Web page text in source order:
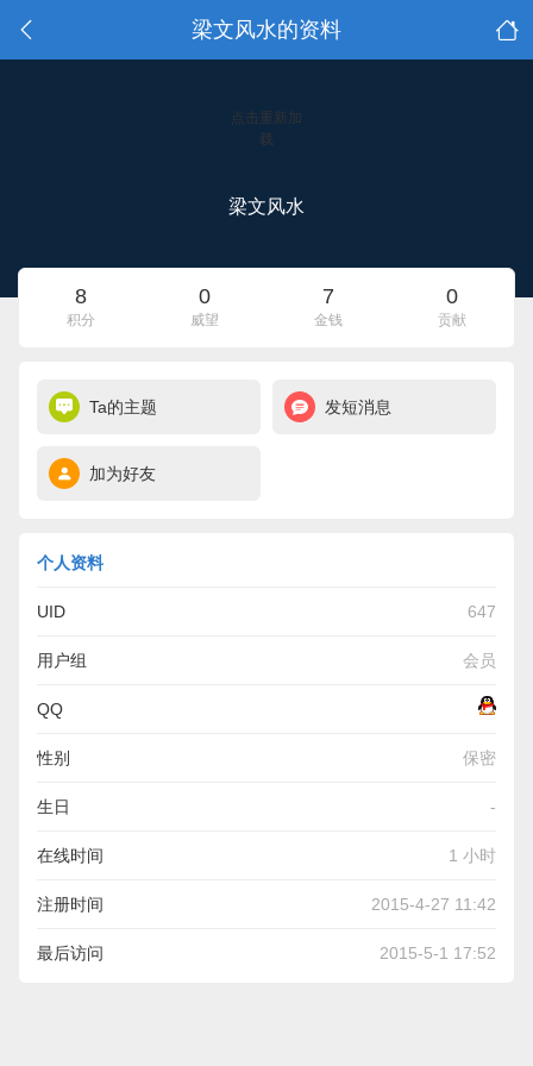
梁文风水的资料
点击重新加
载
梁文风水
8
积分
0
威望
7
金钱
0
贡献
Ta的主题 发短消息
加为好友
个人资料
UID 647
用户组 会员
QQ
性别 保密
生日 -
在线时间 1 小时
注册时间 2015-4-27 11:42
最后访问 2015-5-1 17:52